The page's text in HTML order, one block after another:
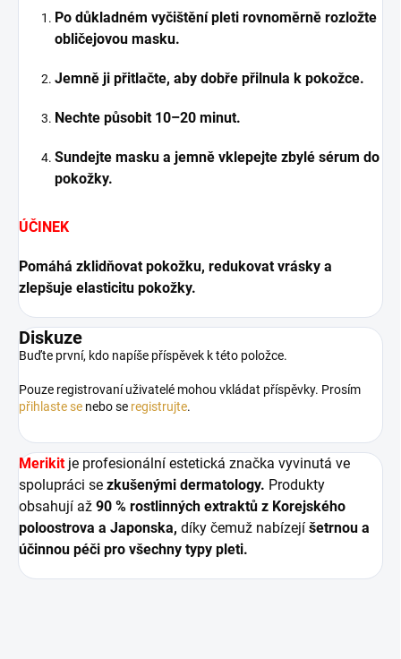
Po důkladném vyčištění pleti rovnoměrně rozložte
obličejovou masku.
Jemně ji přitlačte, aby dobře přilnula k pokožce.
Nechte působit 10–20 minut.
Sundejte masku a jemně vklepejte zbylé sérum do
pokožky.
ÚČINEK
Pomáhá zklidňovat pokožku, redukovat vrásky a
zlepšuje elasticitu pokožky.
Diskuze
Buďte první, kdo napíše příspěvek k této položce.
Pouze registrovaní uživatelé mohou vkládat příspěvky. Prosím
přihlaste se nebo se registrujte.
Merikit je profesionální estetická značka vyvinutá ve
spolupráci se zkušenými dermatology. Produkty
obsahují až 90 % rostlinných extraktů z Korejského
poloostrova a Japonska, díky čemuž nabízejí šetrnou a
účinnou péči pro všechny typy pleti.